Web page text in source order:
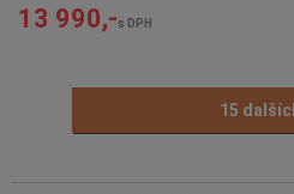
13 990,-s DPH
15